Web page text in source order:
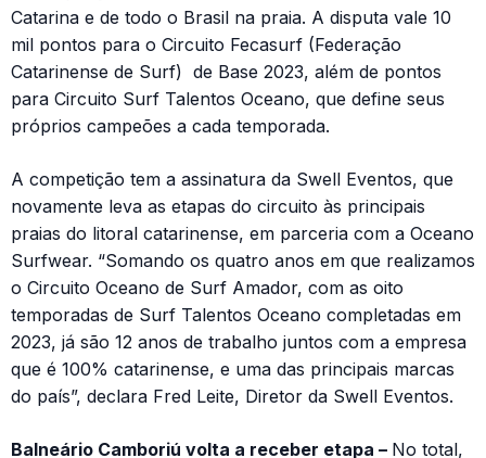
Catarina e de todo o Brasil na praia. A disputa vale 10
mil pontos para o Circuito Fecasurf (Federação
Catarinense de Surf) de Base 2023, além de pontos
para Circuito Surf Talentos Oceano, que define seus
próprios campeões a cada temporada.
A competição tem a assinatura da Swell Eventos, que
novamente leva as etapas do circuito às principais
praias do litoral catarinense, em parceria com a Oceano
Surfwear. “Somando os quatro anos em que realizamos
o Circuito Oceano de Surf Amador, com as oito
temporadas de Surf Talentos Oceano completadas em
2023, já são 12 anos de trabalho juntos com a empresa
que é 100% catarinense, e uma das principais marcas
do país”, declara Fred Leite, Diretor da Swell Eventos.
Balneário Camboriú volta a receber etapa – No total,